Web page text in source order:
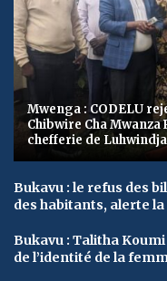
Mwenga : CODELU
Chibwire Cha
chefferie de
Bukavu : le refus des
des habitants, alerte
Bukavu : Talitha
de l’identité de la